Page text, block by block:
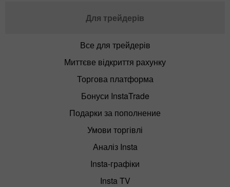
Для трейдерів
Все для трейдерів
Миттєве відкриття рахунку
Торгова платформа
Бонуси InstaTrade
Подарки за пополнение
Умови торгівлі
Аналіз Insta
Insta-графіки
Insta TV